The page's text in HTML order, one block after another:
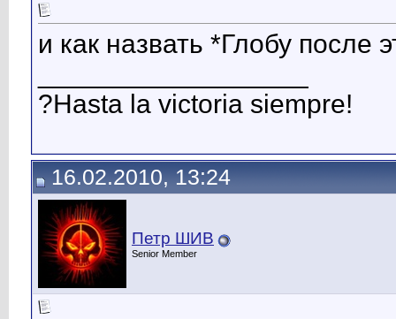
и как назвать *Глобу после
?Hasta la victoria siempre!
16.02.2010, 13:24
Петр ШИВ
Senior Member